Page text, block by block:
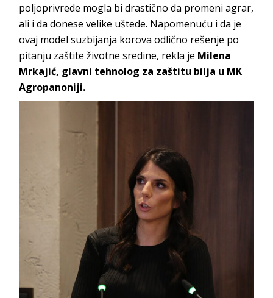
poljoprivrede mogla bi drastično da promeni agrar,
ali i da donese velike uštede. Napomenuću i da je
ovaj model suzbijanja korova odlično rešenje po
pitanju zaštite životne sredine, rekla je Milena
Mrkajić, glavni tehnolog za zaštitu bilja u MK
Agropanoniji.